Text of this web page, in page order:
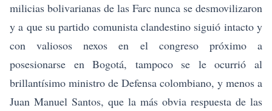
milicias bolivarianas de las Farc nunca se desmovilizaron
y a que su partido comunista clandestino siguió intacto y
con valiosos nexos en el congreso próximo a
posesionarse en Bogotá, tampoco se le ocurrió al
brillantísimo ministro de Defensa colombiano, y menos a
Juan Manuel Santos, que la más obvia respuesta de las